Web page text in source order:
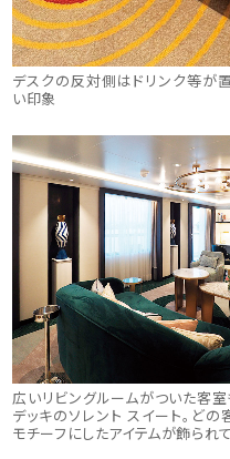
デスクの反対側はドリンク等が
い印象
広いリビングルームがついた客室
デッキのソレント スイート。ど
モチーフにしたアイテムが飾られ